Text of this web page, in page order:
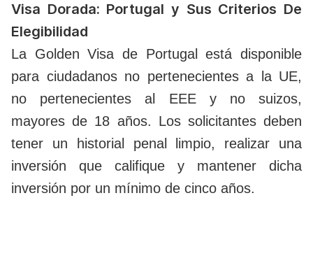
Visa Dorada: Portugal y Sus Criterios De
Elegibilidad
La Golden Visa de Portugal está disponible
para ciudadanos no pertenecientes a la UE,
no pertenecientes al EEE y no suizos,
mayores de 18 años. Los solicitantes deben
tener un historial penal limpio, realizar una
inversión que califique y mantener dicha
inversión por un mínimo de cinco años.